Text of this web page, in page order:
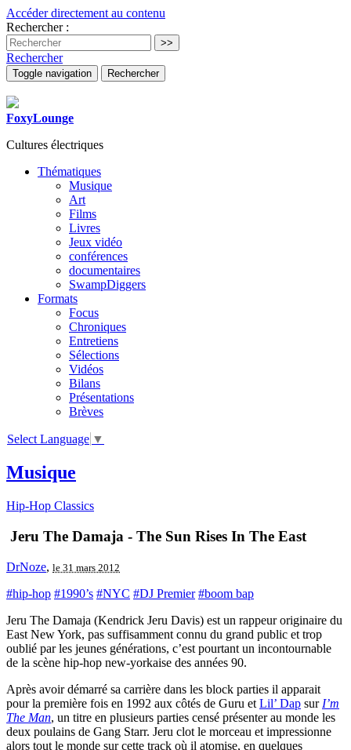
Accéder directement au contenu
Rechercher :
Rechercher
Toggle navigation Rechercher
FoxyLounge
Cultures électriques
Thématiques
Musique
Art
Films
Livres
Jeux vidéo
conférences
documentaires
SwampDiggers
Formats
Focus
Chroniques
Entretiens
Sélections
Vidéos
Bilans
Présentations
Brèves
Select Language ▼
Musique
Hip-Hop Classics
Jeru The Damaja - The Sun Rises In The East
DrNoze, le 31 mars 2012
#hip-hop #1990’s #NYC #DJ Premier #boom bap
Jeru The Damaja (Kendrick Jeru Davis) est un rappeur originaire du
East New York, pas suffisamment connu du grand public et trop
oublié par les jeunes générations, c’est pourtant un incontournable
de la scène hip-hop new-yorkaise des années 90.
Après avoir démarré sa carrière dans les block parties il apparait
pour la première fois en 1992 aux côtés de Guru et Lil’ Dap sur I’m
The Man, un titre en plusieurs parties censé présenter au monde les
deux poulains de Gang Starr. Jeru clot le morceau et impressionne
alors tout le monde sur cette track où il atomise, en quelques